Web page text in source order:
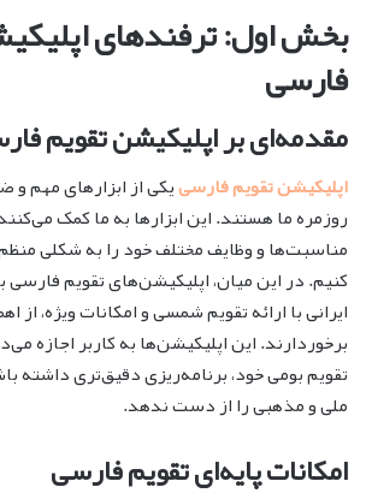
بخش اول: ترفندهای
فارسی
مقدمه‌ای بر اپلیکیشن تقویم
اپلیکیشن تقویم فارسییکی از ابزارهای مهم
روزمره ما هستند. این ابزارها به ما کمک
مناسبت‌ها و وظایف مختلف خود را به شکلی
کنیم. در این میان، اپلیکیشن‌های تقویم فارسی
ایرانی با ارائه تقویم شمسی و امکانات ویژه، از
برخوردارند. این اپلیکیشن‌ها به کاربر اجازه
تقویم بومی خود، برنامه‌ریزی دقیق‌تری داشته
ملی و مذهبی را از دست ندهد.
امکانات پایه‌ای تقویم فارسی